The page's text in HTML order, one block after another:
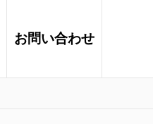
お問い合わせ